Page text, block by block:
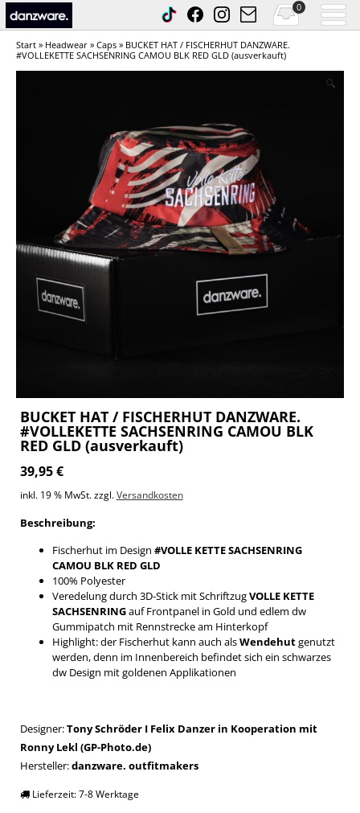
0
Start » Headwear »Caps » BUCKET HAT / FISCHERHUT DANZWARE.
#VOLLEKETTE SACHSENRING CAMOU BLK RED GLD (ausverkauft)
🔍
BUCKET HAT / FISCHERHUT DANZWARE.
#VOLLEKETTE SACHSENRING CAMOU BLK
RED GLD (ausverkauft)
39,95€
inkl. 19 % MwSt. zzgl. Versandkosten
Beschreibung:
Fischerhut im Design #VOLLE KETTE SACHSENRING
CAMOU BLK RED GLD
100% Polyester
Veredelung durch 3D-Stick mit SchriftzugVOLLE KETTE
SACHSENRINGauf Frontpanel in Gold und edlem dw
Gummipatch mit Rennstrecke am Hinterkopf
Highlight: der Fischerhut kann auch alsWendehutgenutzt
werden, denn im Innenbereich befindet sich ein schwarzes
dw Design mit goldenen Applikationen
Designer:Tony Schröder I Felix Danzer in Kooperation mit
Ronny Lekl (GP-Photo.de)
Hersteller:danzware. outfitmakers
Lieferzeit:7-8 Werktage